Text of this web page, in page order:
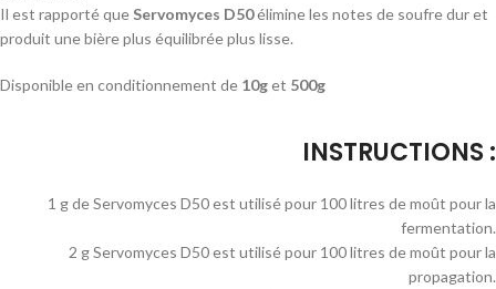
Il est rapporté que Servomyces D50élimine les notes de soufre dur et
produit une bière plus équilibrée plus lisse.
Disponible en conditionnement de 10get 500g
INSTRUCTIONS :
1 g de Servomyces D50 est utilisé pour 100 litres de moût pour la
fermentation.
2 g Servomyces D50 est utilisé pour 100 litres de moût pour la
propagation.